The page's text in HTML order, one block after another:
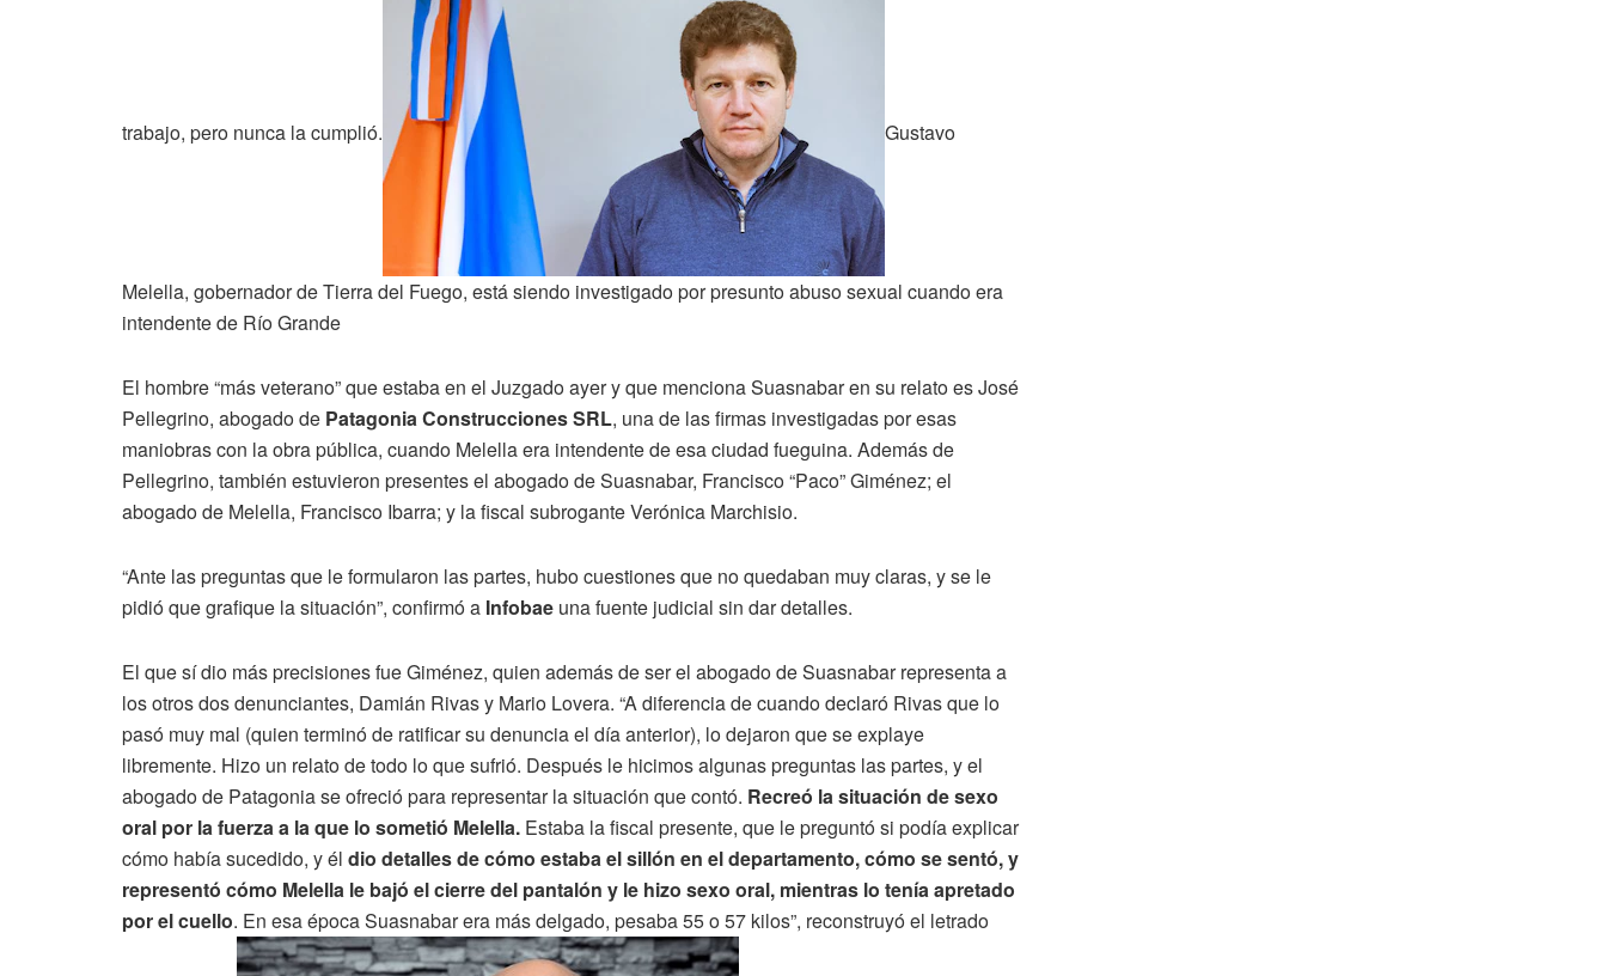
trabajo, pero nunca la cumplió. Gustavo
Melella, gobernador de Tierra del Fuego, está siendo investigado por presunto abuso sexual cuando era
intendente de Río Grande
El hombre “más veterano” que estaba en el Juzgado ayer y que menciona Suasnabar en su relato es José
Pellegrino, abogado de Patagonia Construcciones SRL, una de las firmas investigadas por esas
maniobras con la obra pública, cuando Melella era intendente de esa ciudad fueguina. Además de
Pellegrino, también estuvieron presentes el abogado de Suasnabar, Francisco “Paco” Giménez; el
abogado de Melella, Francisco Ibarra; y la fiscal subrogante Verónica Marchisio.
“Ante las preguntas que le formularon las partes, hubo cuestiones que no quedaban muy claras, y se le
pidió que grafique la situación”, confirmó a Infobae una fuente judicial sin dar detalles.
El que sí dio más precisiones fue Giménez, quien además de ser el abogado de Suasnabar representa a
los otros dos denunciantes, Damián Rivas y Mario Lovera. “A diferencia de cuando declaró Rivas que lo
pasó muy mal (quien terminó de ratificar su denuncia el día anterior), lo dejaron que se explaye
libremente. Hizo un relato de todo lo que sufrió. Después le hicimos algunas preguntas las partes, y el
abogado de Patagonia se ofreció para representar la situación que contó. Recreó la situación de sexo
oral por la fuerza a la que lo sometió Melella. Estaba la fiscal presente, que le preguntó si podía explicar
cómo había sucedido, y él dio detalles de cómo estaba el sillón en el departamento, cómo se sentó, y
representó cómo Melella le bajó el cierre del pantalón y le hizo sexo oral, mientras lo tenía apretado
por el cuello. En esa época Suasnabar era más delgado, pesaba 55 o 57 kilos”, reconstruyó el letrado